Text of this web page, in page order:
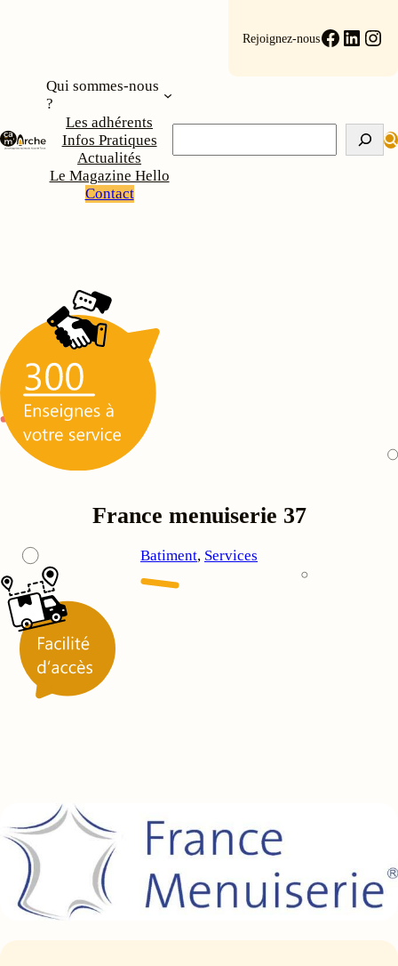
Rejoignez-nous
Qui sommes-nous
?
Les adhérents
Infos Pratiques
Actualités
Le Magazine Hello
Contact
France menuiserie 37
Batiment, Services